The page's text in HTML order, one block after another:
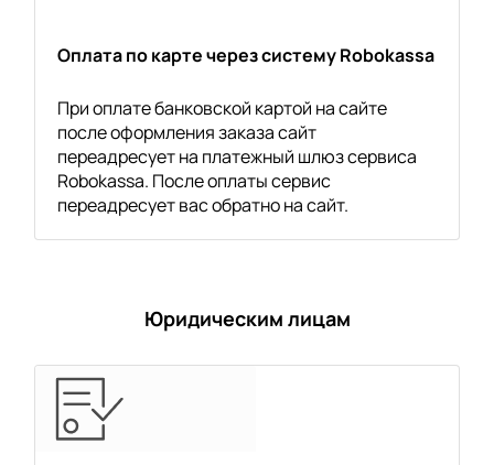
Оплата по карте через систему Robokassa
При оплате банковской картой на сайте
после оформления заказа сайт
переадресует на платежный шлюз сервиса
Robokassa. После оплаты сервис
переадресует вас обратно на сайт.
Юридическим лицам